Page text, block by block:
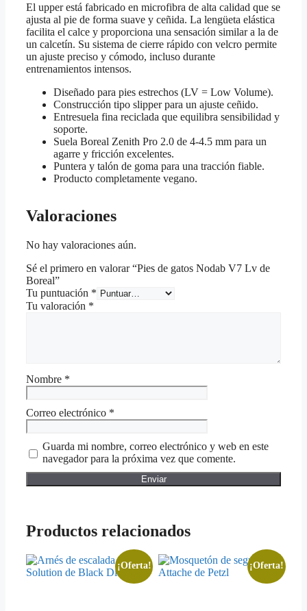
El upper está fabricado en microfibra de alta calidad que se
ajusta al pie de forma suave y ceñida. La lengüeta elástica
facilita el calce y proporciona una sensación similar a la de
un calcetín. Su sistema de cierre rápido con velcro permite
un ajuste preciso y cómodo, incluso durante
entrenamientos intensos.
Diseñado para pies estrechos (LV = Low Volume).
Construcción tipo slipper para un ajuste ceñido.
Entresuela fina reciclada que equilibra sensibilidad y
soporte.
Suela Boreal Zenith Pro 2.0 de 4-4.5 mm para un
agarre y fricción excelentes.
Puntera y talón de goma para una tracción fiable.
Producto completamente vegano.
Valoraciones
No hay valoraciones aún.
Sé el primero en valorar “Pies de gatos Nodab V7 Lv de
Boreal”
Tu puntuación *
Tu valoración *
Nombre *
Correo electrónico *
Guarda mi nombre, correo electrónico y web en este
navegador para la próxima vez que comente.
Productos relacionados
¡Oferta! ¡Oferta!